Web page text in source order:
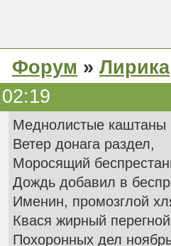
Форум » Лирика
Меднолистые каштаны
Ветер донага раздел,
Моросящий
Дождь добавил в
Именин, промозглой
Квася жирный
Похоронных дел